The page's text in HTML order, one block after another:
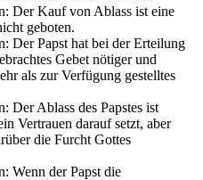
Der Kauf von Ablass ist eine
geboten.
Der Papst hat bei der Erteilung
Gebet nötiger und
als zur Verfügung gestelltes
Der Ablass des Papstes ist
Vertrauen darauf setzt, aber
die Furcht Gottes
Wenn der Papst die